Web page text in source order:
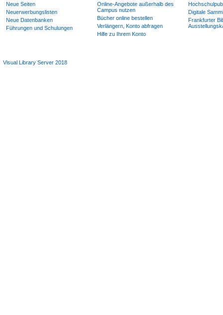
Neue Seiten
Neuerwerbungslisten
Neue Datenbanken
Führungen und Schulungen
Online-Angebote außerhalb des
Campus nutzen
Bücher online bestellen
Verlängern, Konto abfragen
Hilfe zu Ihrem Konto
Digitale
Frankfurter
Visual Library Server 2018